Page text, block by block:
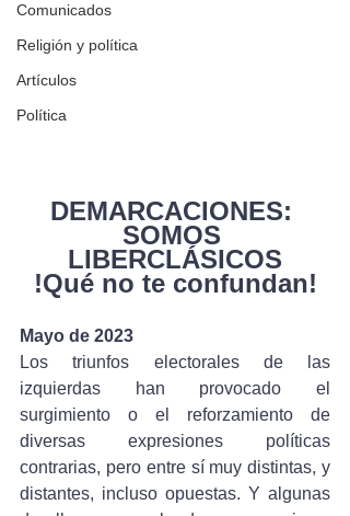
Comunicados
Religión y política
Artículos
Política
DEMARCACIONES:
SOMOS
LIBERCLÁSICOS
!Qué no te confundan!
Mayo de 2023
Los triunfos electorales de las
izquierdas han provocado el
surgimiento o el reforzamiento de
diversas expresiones políticas
contrarias, pero entre sí muy distintas, y
distantes, incluso opuestas. Y algunas